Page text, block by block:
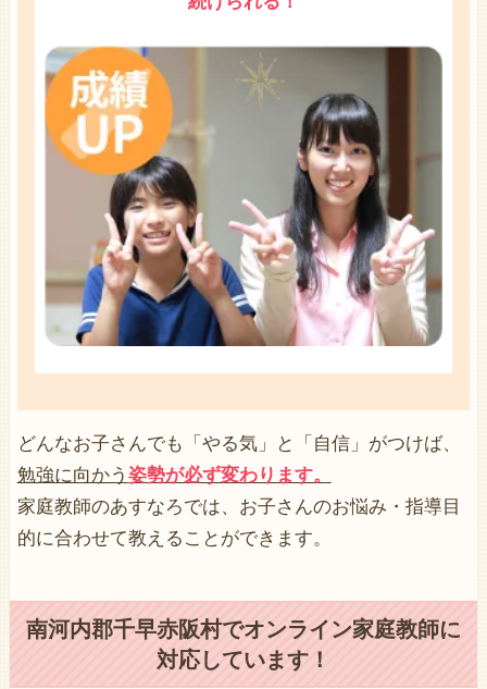
どんなお子さんでも「 やる気」と「 自信」がつけば、
勉強に向かう 姿勢が必ず変わります。
家庭教師のあすなろでは、お子さんのお悩み・指導目
的に合わせて教えることができます。
南河内郡千早赤阪村でオンライン家庭教師に
対応しています！